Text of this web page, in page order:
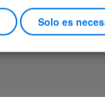
Solo es